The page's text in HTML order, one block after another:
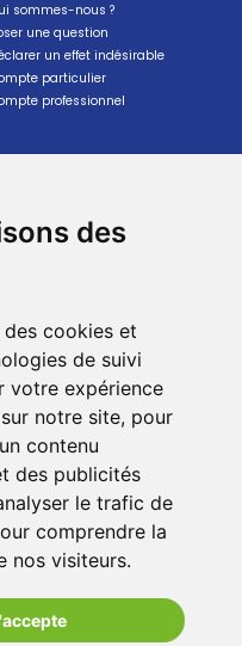
des
cookies et
de suivi
votre expérience
notre site, pour
contenu
des publicités
le trafic de
comprendre la
nos visiteurs.
sommes-nous ?
une question
un effet indésirable
particulier
professionnel
sécurisé
dans un Point Relais